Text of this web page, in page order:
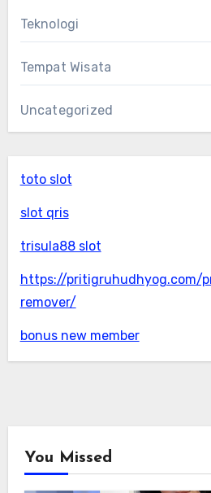
Teknologi
Tempat Wisata
Uncategorized
toto slot
slot qris
trisula88 slot
https://pritigruhudhyog.com/
remover/
bonus new member
You Missed